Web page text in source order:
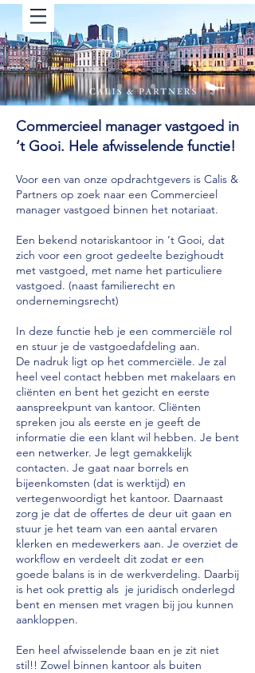
Commercieel manager vastgoed in
‘t Gooi. Hele afwisselende functie!
Voor een van onze opdrachtgevers is Calis &
Partners op zoek naar een Commercieel
manager vastgoed binnen het notariaat.
Een bekend notariskantoor in ‘t Gooi, dat
zich voor een groot gedeelte bezighoudt
met vastgoed, met name het particuliere
vastgoed. (naast familierecht en
ondernemingsrecht)
In deze functie heb je een commerciële rol
en stuur je de vastgoedafdeling aan.
De nadruk ligt op het commerciële. Je zal
heel veel contact hebben met makelaars en
cliënten en bent het gezicht en eerste
aanspreekpunt van kantoor. Cliënten
spreken jou als eerste en je geeft de
informatie die een klant wil hebben. Je bent
een netwerker. Je legt gemakkelijk
contacten. Je gaat naar borrels en
bijeenkomsten (dat is werktijd) en
vertegenwoordigt het kantoor. Daarnaast
zorg je dat de offertes de deur uit gaan en
stuur je het team van een aantal ervaren
klerken en medewerkers aan. Je overziet de
workflow en verdeelt dit zodat er een
goede balans is in de werkverdeling. Daarbij
is het ook prettig als je juridisch onderlegd
bent en mensen met vragen bij jou kunnen
aankloppen.
Een heel afwisselende baan en je zit niet
stil!! Zowel binnen kantoor als buiten